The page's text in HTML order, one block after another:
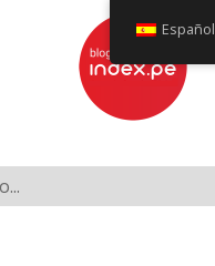
Español